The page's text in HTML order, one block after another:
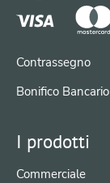
Contrassegno
Bonifico Bancario
I prodotti
Commerciale